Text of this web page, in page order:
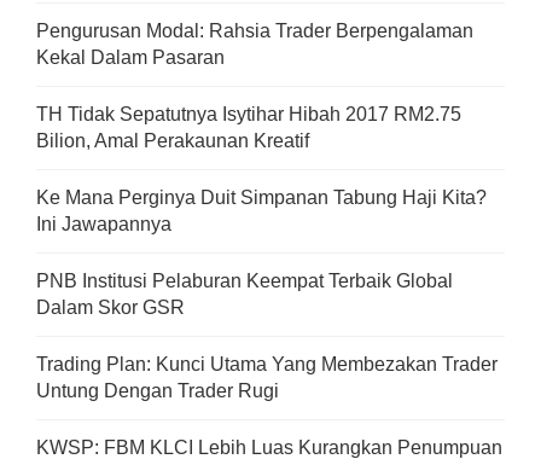
Pengurusan Modal: Rahsia Trader Berpengalaman
Kekal Dalam Pasaran
TH Tidak Sepatutnya Isytihar Hibah 2017 RM2.75
Bilion, Amal Perakaunan Kreatif
Ke Mana Perginya Duit Simpanan Tabung Haji Kita?
Ini Jawapannya
PNB Institusi Pelaburan Keempat Terbaik Global
Dalam Skor GSR
Trading Plan: Kunci Utama Yang Membezakan Trader
Untung Dengan Trader Rugi
KWSP: FBM KLCI Lebih Luas Kurangkan Penumpuan